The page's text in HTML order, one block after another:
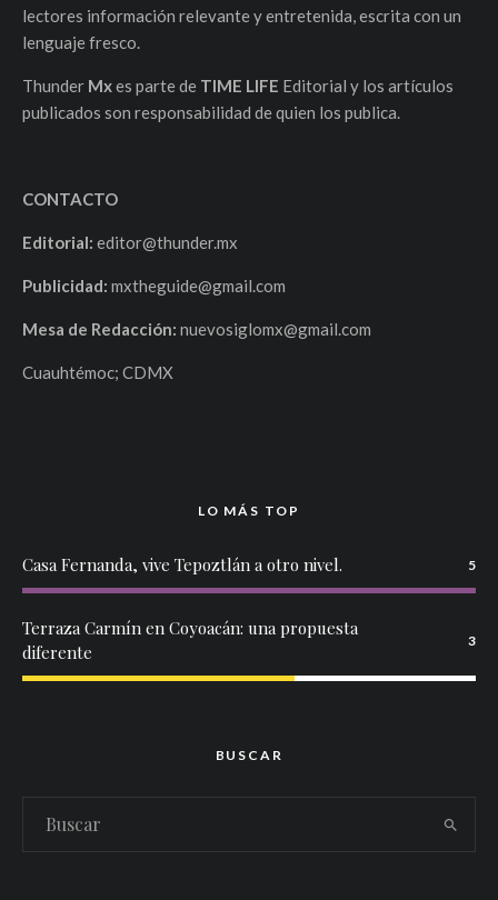
lectores información relevante y entretenida, escrita con un
lenguaje fresco.
Thunder Mxes parte de TIME LIFE Editorial y los artículos
publicados son responsabilidad de quien los publica.
CONTACTO
Editorial: editor@thunder.mx
Publicidad: mxtheguide@gmail.com
Mesa de Redacción: nuevosiglomx@gmail.com
Cuauhtémoc; CDMX
LO MÁS TOP
Casa Fernanda, vive Tepoztlán a otro nivel. 5
Terraza Carmín en Coyoacán: una propuesta
diferente
3
BUSCAR